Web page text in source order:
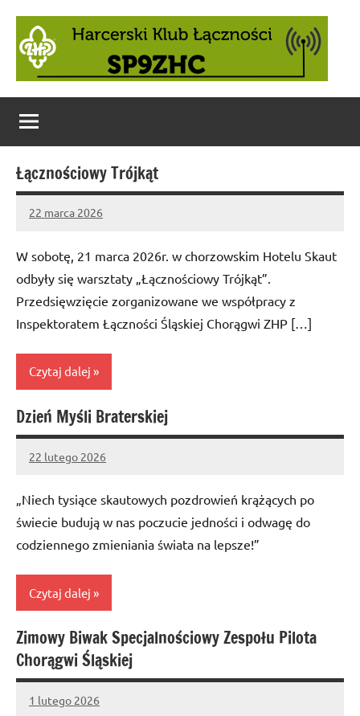
content
Łącznościowy Trójkąt
22 marca 2026
Administrator
No
W sobotę, 21 marca 2026r. w chorzowskim Hotelu Skaut
odbyły się warsztaty „Łącznościowy Trójkąt”.
Przedsięwzięcie zorganizowane we współpracy z
Inspektoratem Łączności Śląskiej Chorągwi ZHP […]
Czytaj dalej
Bez
kategorii
Dzień Myśli Braterskiej
22 lutego 2026
Administrator
No
„Niech tysiące skautowych pozdrowień krążących po
świecie budują w nas poczucie jedności i odwagę do
codziennego zmieniania świata na lepsze!”
Czytaj dalej
Bez
kategorii
Zimowy Biwak Specjalnościowy Zespołu Pilota
Chorągwi Śląskiej
1 lutego 2026
Administrator
No